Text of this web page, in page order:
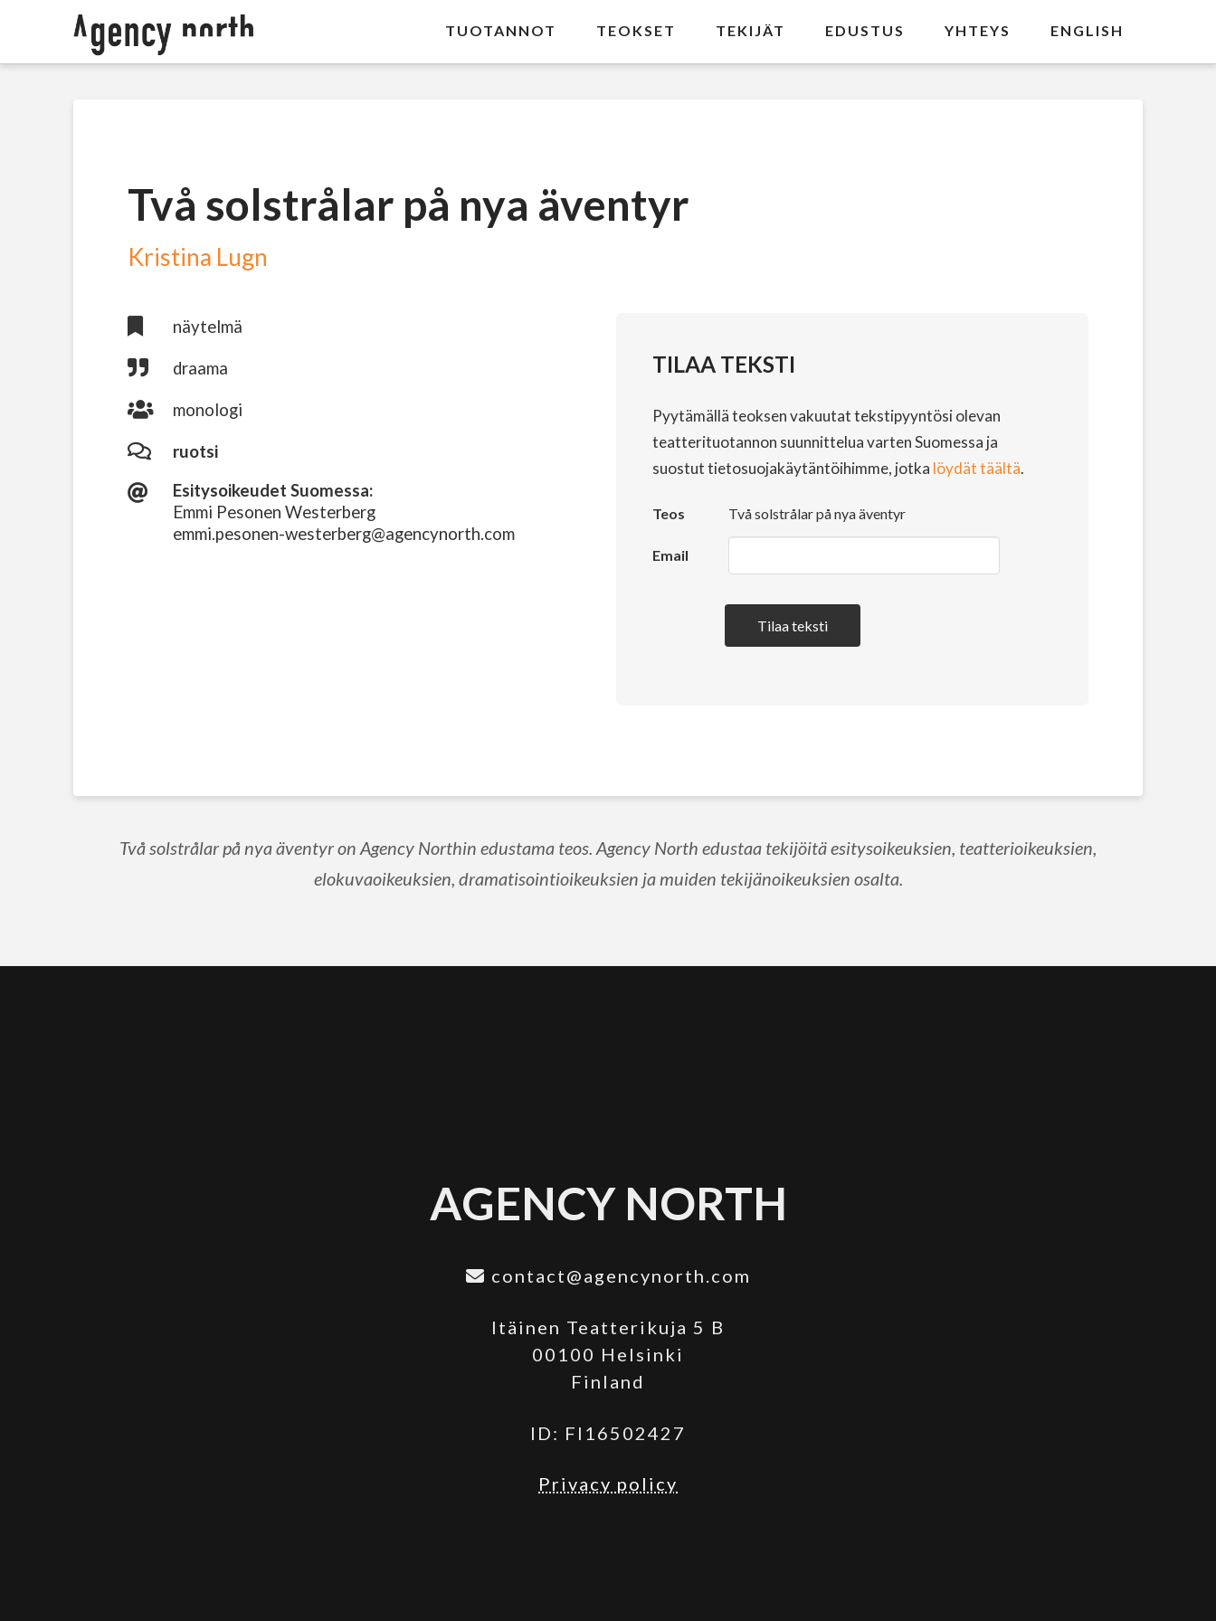
TUOTANNOT TEOKSET TEKIJÄT EDUSTUS YHTEYS ENGLISH
Två solstrålar på nya äventyr
Kristina Lugn
näytelmä
draama
monologi
ruotsi
Esitysoikeudet Suomessa:
Emmi Pesonen Westerberg
emmi.pesonen-westerberg@agencynorth.com
TILAA TEKSTI
Pyytämällä teoksen vakuutat tekstipyyntösi olevan
teatterituotannon suunnittelua varten Suomessa ja
suostut tietosuojakäytäntöihimme, jotka löydät täältä.
Teos Två solstrålar på nya äventyr
Email
Tilaa teksti
Två solstrålar på nya äventyr on Agency Northin edustama teos. Agency North edustaa tekijöitä esitysoikeuksien, teatterioikeuksien,
elokuvaoikeuksien, dramatisointioikeuksien ja muiden tekijänoikeuksien osalta.
AGENCY NORTH
contact@agencynorth.com
Itäinen Teatterikuja 5 B
00100 Helsinki
Finland
ID: FI16502427
Privacy policy